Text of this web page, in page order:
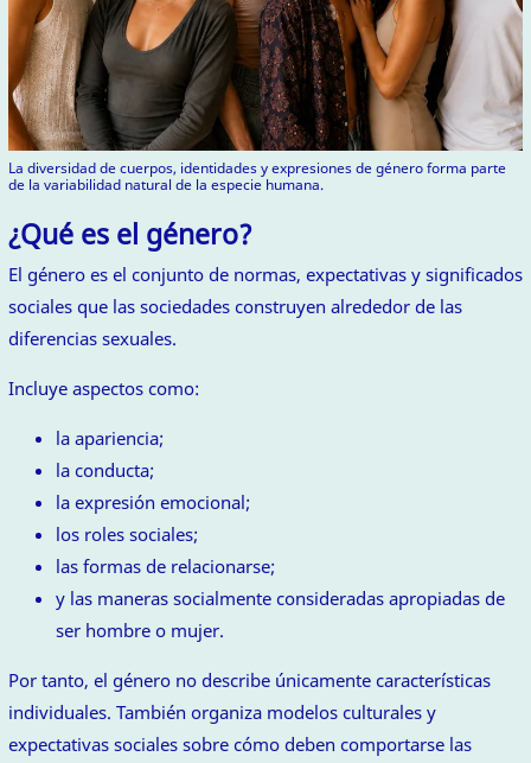
La diversidad de cuerpos, identidades y expresiones de género forma parte
de la variabilidad natural de la especie humana.
¿Qué es el género?
El género es el conjunto de normas, expectativas y significados
sociales que las sociedades construyen alrededor de las
diferencias sexuales.
Incluye aspectos como:
la apariencia;
la conducta;
la expresión emocional;
los roles sociales;
las formas de relacionarse;
y las maneras socialmente consideradas apropiadas de
ser hombre o mujer.
Por tanto, el género no describe únicamente características
individuales. También organiza modelos culturales y
expectativas sociales sobre cómo deben comportarse las